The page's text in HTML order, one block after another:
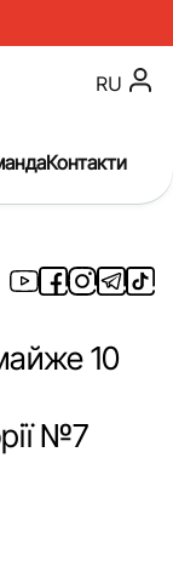
RU
Контакти
10
№7